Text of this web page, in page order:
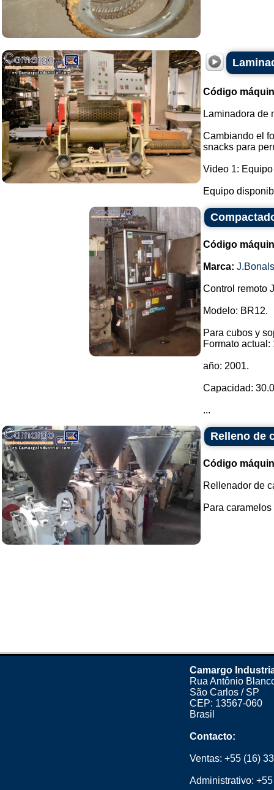
Código
Laminadora de
Cambiando el
snacks para
Video 1:
Equipo
Código
Marca: J.Bonals
Control remoto
Modelo: BR12.
Para cubos y
Formato actual:
año: 2001.
Capacidad:
...
Relleno de
Código
Rellenador de
Para
Camargo
Rua Antônio
São Carlos / SP
CEP: 13567-060
Brasil
Contacto:
Ventas: +55 (16)
Administrativo: